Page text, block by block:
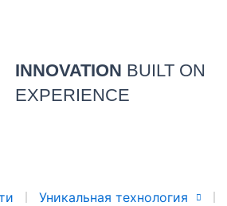
INNOVATION BUILT ON
EXPERIENCE
Уникальная технология